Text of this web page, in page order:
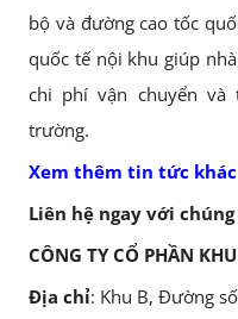
bộ và đường cao tốc
quốc tế nội khu giúp
chi phí vận chuyển
trường.
Xem thêm tin tức khác
Liên hệ ngay với
CÔNG TY CỔ PHẦN
Địa chỉ: Khu B, Đường